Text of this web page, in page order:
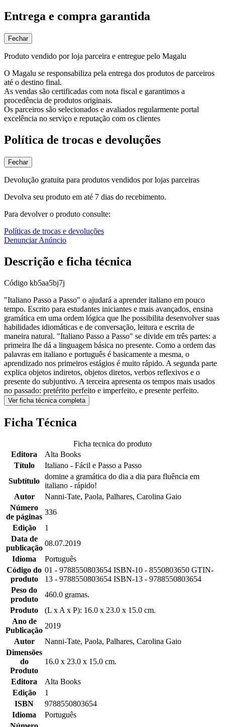
Entrega e compra garantida
Fechar
Produto vendido por loja parceira e entregue pelo Magalu
O Magalu se responsabiliza pela entrega dos produtos de parceiros
até o destino final.
As vendas são certificadas com nota fiscal e garantimos a
procedência de produtos originais.
Os parceiros são selecionados e avaliados regularmente portal
excelência no serviço e reputação com os clientes
Política de trocas e devoluções
Fechar
Devolução gratuita para produtos vendidos por lojas parceiras
Devolva seu produto em até 7 dias do recebimento.
Para devolver o produto consulte:
Políticas de trocas e devoluções
Denunciar Anúncio
Descrição e ficha técnica
Código kb5aa5bj7j
"Italiano Passo a Passo" o ajudará a aprender italiano em pouco
tempo. Escrito para estudantes iniciantes e mais avançados, ensina
gramática em uma ordem lógica que lhe possibilita desenvolver suas
habilidades idiomáti­cas e de conversação, leitura e escrita de
maneira natural. "Italiano Passo a Passo" se divide em três partes: a
primeira lhe dá a lin­guagem básica no presente. Como a ordem das
palavras em italiano e portu­guês é basicamente a mesma, o
aprendizado nos primeiros estágios é muito rápido. A segunda parte
explica objetos indiretos, objetos diretos, verbos reflexivos e o
presente do subjuntivo. A terceira apresenta os tempos mais usados
no passado: pretérito perfeito e imperfeito, e presente perfeito.
Ver ficha técnica completa
Ficha Técnica
Ficha tecnica do produto
Editora
Alta Books
Título
Italiano - Fácil e Passo a Passo
Subtítulo
domine a gramática do dia a dia para fluência em
italiano - rápido!
Autor
Nanni-Tate, Paola, Palhares, Carolina Gaio
Número
de páginas
336
Edição
1
Data de
publicação
08.07.2019
Idioma
Português
Código do
produto
01 - 9788550803654 ISBN-10 - 8550803650 GTIN-
13 - 9788550803654 ISBN-13 - 9788550803654
Peso do
produto
460.0 gramas.
Produto
(L x A x P): 16.0 x 23.0 x 15.0 cm.
Ano de
Publicação
2019
Autor
Nanni-Tate, Paola, Palhares, Carolina Gaio
Dimensões
do
Produto
16.0 x 23.0 x 15.0 cm.
Editora
Alta Books
Edição
1
ISBN
9788550803654
Idioma
Português